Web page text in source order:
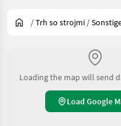
/Trh so strojmi /
Loading the map will send
Load Google